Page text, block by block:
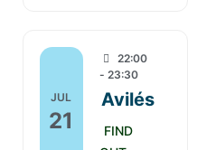
JUL
21
22:00
- 23:30
Avilés
FIND